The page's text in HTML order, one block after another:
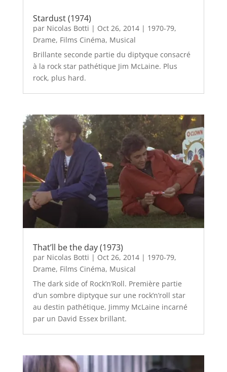
Stardust (1974)
par Nicolas Botti | Oct 26, 2014| 1970-79,
Drame, Films Cinéma, Musical
Brillante seconde partie du diptyque consacré
à la rock star pathétique Jim McLaine. Plus
rock, plus hard.
That’ll be the day (1973)
par Nicolas Botti | Oct 26, 2014| 1970-79,
Drame, Films Cinéma, Musical
The dark side of Rock’n’Roll. Première partie
d’un sombre diptyque sur une rock’n’roll star
au destin pathétique, Jimmy McLaine incarné
par un David Essex brillant.